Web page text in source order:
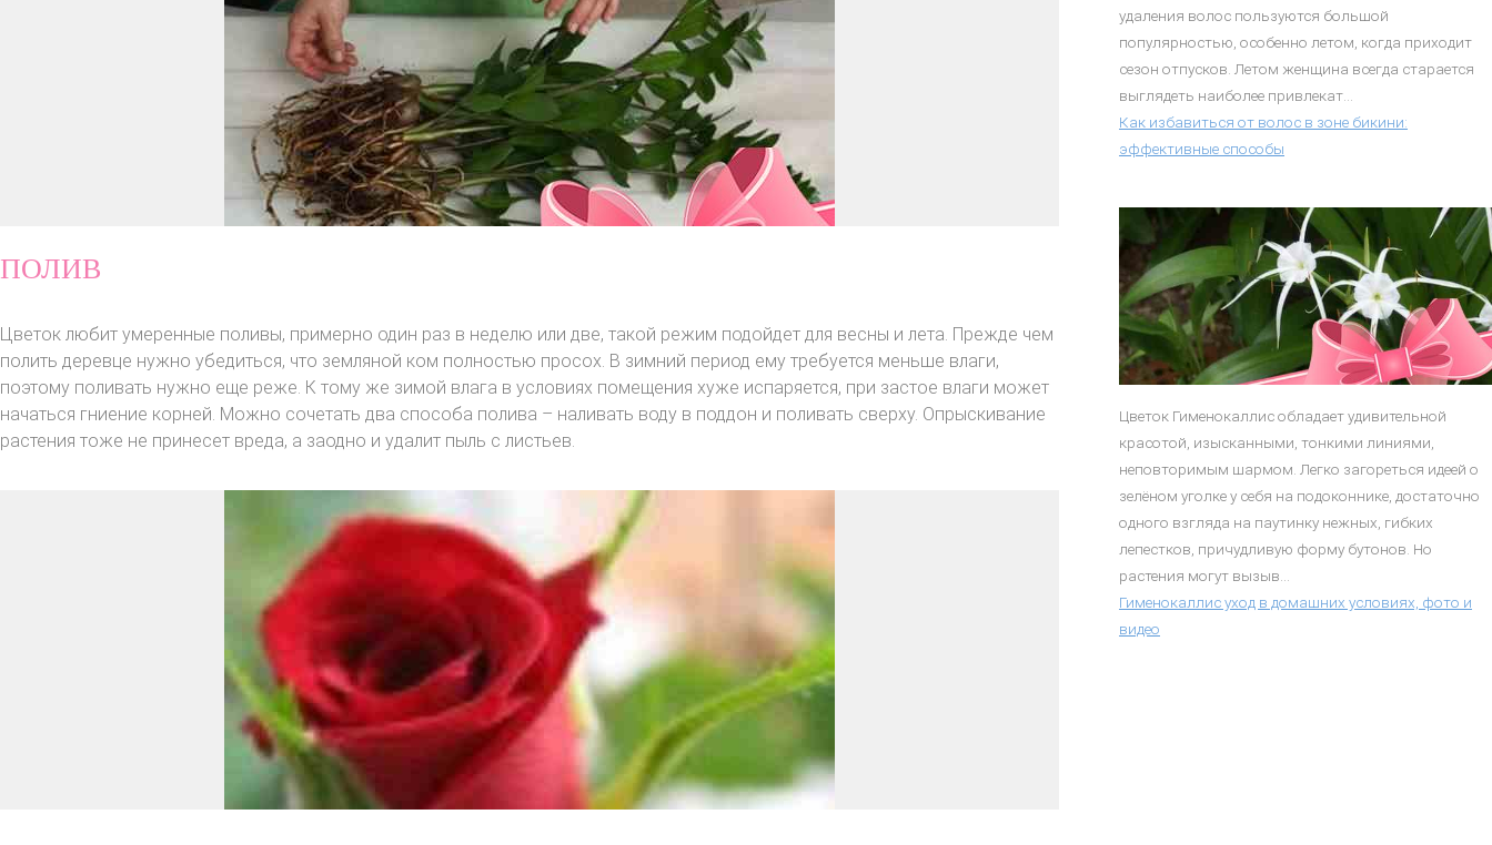
ПОЛИВ
Цветок любит умеренные поливы, примерно один раз в неделю или две, такой режим подойдет для весны и лета. Прежде чем
полить деревце нужно убедиться, что земляной ком полностью просох. В зимний период ему требуется меньше влаги,
поэтому поливать нужно еще реже. К тому же зимой влага в условиях помещения хуже испаряется, при застое влаги может
начаться гниение корней. Можно сочетать два способа полива – наливать воду в поддон и поливать сверху. Опрыскивание
растения тоже не принесет вреда, а заодно и удалит пыль с листьев.
удаления волос пользуются большой
популярностью, особенно летом, когда приходит
сезон отпусков. Летом женщина всегда старается
выглядеть наиболее привлекат...
Как избавиться от волос в зоне бикини:
эффективные способы
Цветок Гименокаллис обладает удивительной
красотой, изысканными, тонкими линиями,
неповторимым шармом. Легко загореться идеей о
зелёном уголке у себя на подоконнике, достаточно
одного взгляда на паутинку нежных, гибких
лепестков, причудливую форму бутонов. Но
растения могут вызыв...
Гименокаллис уход в домашних условиях, фото и
видео